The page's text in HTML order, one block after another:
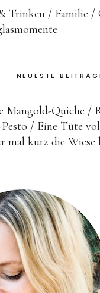
Trinken Familie
NEUESTE
Mangold-Quiche
Eine Tüte
mal kurz die Wiese